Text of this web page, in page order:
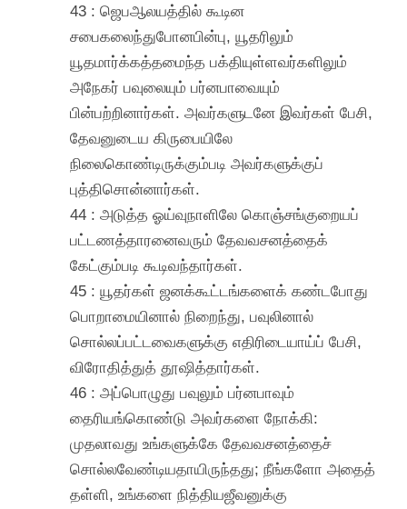
43 : ஜெபஆலயத்தில் கூடின
சபைகலைந்துபோனபின்பு, யூதரிலும்
யூதமார்க்கத்தமைந்த பக்தியுள்ளவர்களிலும்
அநேகர் பவுலையும் பர்னபாவையும்
பின்பற்றினார்கள். அவர்களுடனே இவர்கள் பேசி,
தேவனுடைய கிருபையிலே
நிலைகொண்டிருக்கும்படி அவர்களுக்குப்
புத்திசொன்னார்கள்.
44 : அடுத்த ஓய்வுநாளிலே கொஞ்சங்குறையப்
பட்டணத்தாரனைவரும் தேவவசனத்தைக்
கேட்கும்படி கூடிவந்தார்கள்.
45 : யூதர்கள் ஜனக்கூட்டங்களைக் கண்டபோது
பொறாமையினால் நிறைந்து, பவுலினால்
சொல்லப்பட்டவைகளுக்கு எதிரிடையாய்ப் பேசி,
விரோதித்துத் தூஷித்தார்கள்.
46 : அப்பொழுது பவுலும் பர்னபாவும்
தைரியங்கொண்டு அவர்களை நோக்கி:
முதலாவது உங்களுக்கே தேவவசனத்தைச்
சொல்லவேண்டியதாயிருந்தது; நீங்களோ அதைத்
தள்ளி, உங்களை நித்தியஜீவனுக்கு